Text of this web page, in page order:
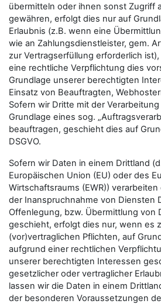
übermitteln oder ihnen sonst Zugriff
gewähren, erfolgt dies nur auf
Erlaubnis (z.B. wenn eine
wie an Zahlungsdienstleister, gem.
zur Vertragserfüllung erforderlich
eine rechtliche Verpflichtung dies
Grundlage unserer berechtigten
Einsatz von Beauftragten,
Sofern wir Dritte mit der
Grundlage eines sog.
beauftragen, geschieht dies auf
DSGVO.
Sofern wir Daten in einem Drittland
Europäischen Union (EU) oder des
Wirtschaftsraums (EWR))
der Inanspruchnahme von Diensten
Offenlegung, bzw. Übermittlung von
geschieht, erfolgt dies nur, wenn es
(vor)vertraglichen Pflichten, auf
aufgrund einer rechtlichen
unserer berechtigten Interessen
gesetzlicher oder vertraglicher
lassen wir die Daten in einem
der besonderen Voraussetzungen